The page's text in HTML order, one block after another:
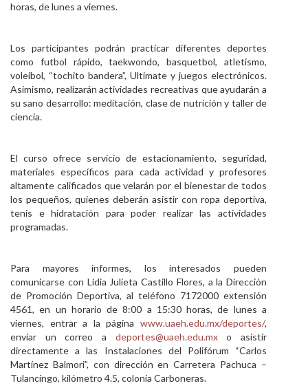
horas, de lunes a viernes.
Los participantes podrán practicar diferentes deportes
como futbol rápido, taekwondo, basquetbol, atletismo,
voleibol, “tochito bandera”, Ultimate y juegos electrónicos.
Asimismo, realizarán actividades recreativas que ayudarán a
su sano desarrollo: meditación, clase de nutrición y taller de
ciencia.
El curso ofrece servicio de estacionamiento, seguridad,
materiales específicos para cada actividad y profesores
altamente calificados que velarán por el bienestar de todos
los pequeños, quienes deberán asistir con ropa deportiva,
tenis e hidratación para poder realizar las actividades
programadas.
Para mayores informes, los interesados pueden
comunicarse con Lidia Julieta Castillo Flores, a la Dirección
de Promoción Deportiva, al teléfono 7172000 extensión
4561, en un horario de 8:00 a 15:30 horas, de lunes a
viernes, entrar a la página www.uaeh.edu.mx/deportes/,
enviar un correo a deportes@uaeh.edu.mxo asistir
directamente a las Instalaciones del Polifórum “Carlos
Martínez Balmori”, con dirección en Carretera Pachuca –
Tulancingo, kilómetro 4.5, colonia Carboneras.